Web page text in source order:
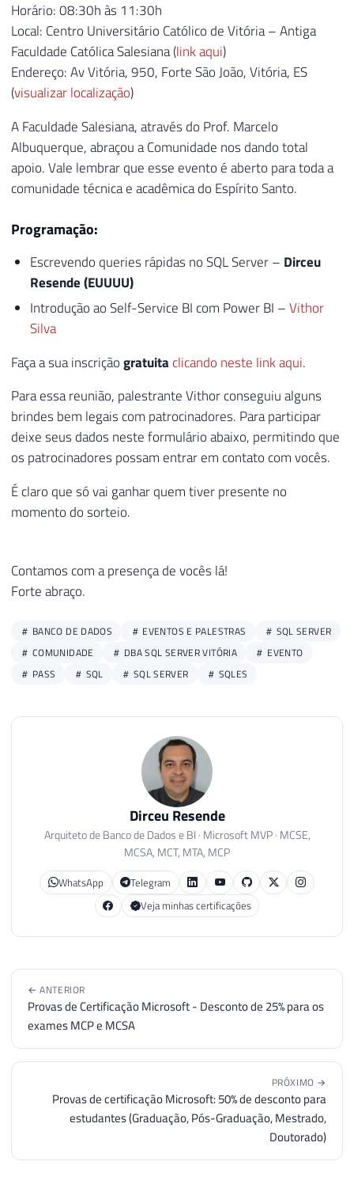
Horário: 08:30h às 11:30h
Local: Centro Universitário Católico de Vitória – Antiga
Faculdade Católica Salesiana (link aqui)
Endereço: Av Vitória, 950, Forte São João, Vitória, ES
(visualizar localização)
A Faculdade Salesiana, através do Prof. Marcelo
Albuquerque, abraçou a Comunidade nos dando total
apoio. Vale lembrar que esse evento é aberto para toda a
comunidade técnica e acadêmica do Espírito Santo.
Programação:
Escrevendo queries rápidas no SQL Server – Dirceu
Resende (EUUUU)
Introdução ao Self-Service BI com Power BI –Vithor
Silva
Faça a sua inscriçãogratuita clicando neste link aqui.
Para essa reunião, palestrante Vithor conseguiu alguns
brindes bem legais com patrocinadores. Para participar
deixe seus dados neste formulário abaixo, permitindo que
os patrocinadores possam entrar em contato com vocês.
É claro que só vai ganhar quem tiver presente no
momento do sorteio.
Contamos com a presença de vocês lá!
Forte abraço.
BANCO DE DADOS EVENTOS E PALESTRAS
SQL SERVER
COMUNIDADE
DBA SQL SERVER VITÓRIA
EVENTO
PASS
SQL SQL SERVER SQLES
Dirceu Resende
Arquiteto de Banco de Dados e BI · Microsoft MVP · MCSE,
MCSA, MCT, MTA, MCP
WhatsApp
Telegram
Veja minhas certificações
← ANTERIOR
Provas de Certificação Microsoft - Desconto de 25% para os
exames MCP e MCSA
PRÓXIMO →
Provas de certificação Microsoft: 50% de desconto para
estudantes (Graduação, Pós-Graduação, Mestrado,
Doutorado)